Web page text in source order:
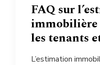
FAQ sur
immobilière
les tenants
L’estimation